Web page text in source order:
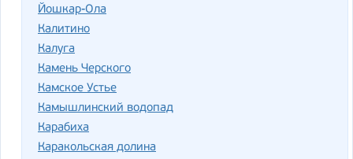
Йошкар-Ола
Калитино
Калуга
Камень Черского
Камское Устье
Камышлинский водопад
Карабиха
Каракольская долина